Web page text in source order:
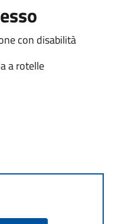
con disabilità
a rotelle